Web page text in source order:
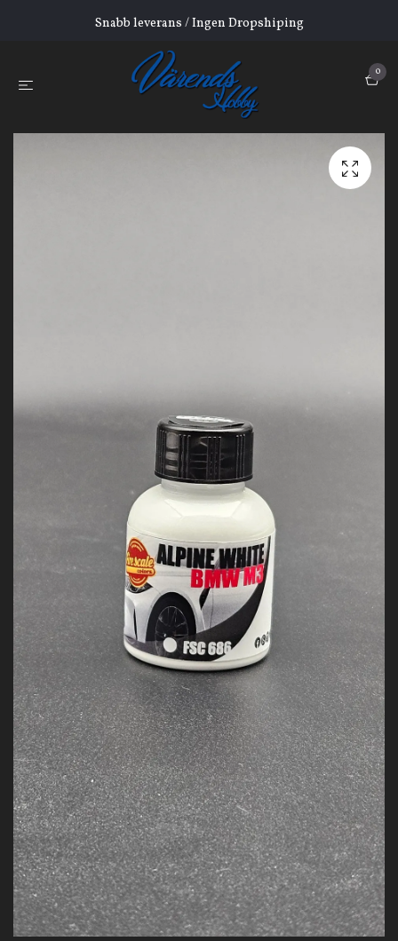
Snabb leverans / Ingen Dropshiping
0